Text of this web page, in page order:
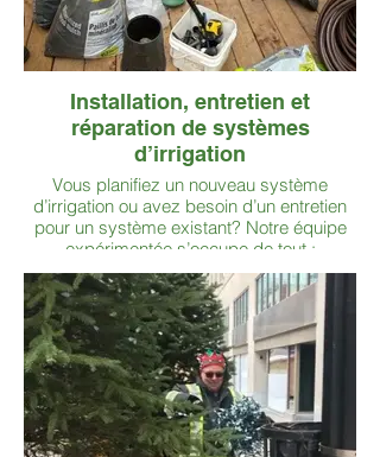
Installation, entretien et
réparation de systèmes
d’irrigation
Vous planifiez un nouveau système
d’irrigation ou avez besoin d’un entretien
pour un système existant? Notre équipe
expérimentée s’occupe de tout :
installation, mise en marche printanière,
hivernisation et réparations — pour un
paysage verdoyant tout au long de
l’année.